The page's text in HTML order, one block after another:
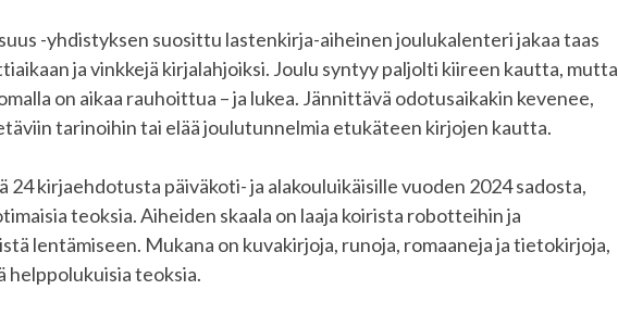
-yhdistyksen suosittu lastenkirja-aiheinen joulukalenteri jakaa taas
ja vinkkejä kirjalahjoiksi. Joulu syntyy paljolti kiireen kautta, mutta
on aikaa rauhoittua – ja lukea. Jännittävä odotusaikakin kevenee,
tarinoihin tai elää joulutunnelmia etukäteen kirjojen kautta.
24 kirjaehdotusta päiväkoti- ja alakouluikäisille vuoden 2024 sadosta,
teoksia. Aiheiden skaala on laaja koirista robotteihin ja
lentämiseen. Mukana on kuvakirjoja, runoja, romaaneja ja tietokirjoja,
helppolukuisia teoksia.